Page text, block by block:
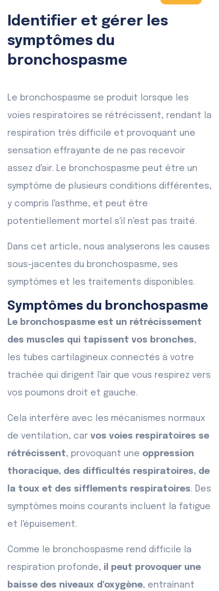
Identifier et gérer les
symptômes du
bronchospasme
Le bronchospasme se produit lorsque les
voies respiratoires se rétrécissent, rendant la
respiration très difficile et provoquant une
sensation effrayante de ne pas recevoir
assez d'air. Le bronchospasme peut être un
symptôme de plusieurs conditions différentes,
y compris l'asthme, et peut être
potentiellement mortel s'il n'est pas traité.
Dans cet article, nous analyserons les causes
sous-jacentes du bronchospasme, ses
symptômes et les traitements disponibles.
Symptômes du bronchospasme
Le bronchospasme est un rétrécissement
des muscles qui tapissent vos bronches,
les tubes cartilagineux connectés à votre
trachée qui dirigent l'air que vous respirez vers
vos poumons droit et gauche.
Cela interfère avec les mécanismes normaux
de ventilation, car vos voies respiratoires se
rétrécissent, provoquant une oppression
thoracique, des difficultés respiratoires, de
la toux et des sifflements respiratoires. Des
symptômes moins courants incluent la fatigue
et l'épuisement.
Comme le bronchospasme rend difficile la
respiration profonde, il peut provoquer une
baisse des niveaux d'oxygène, entraînant